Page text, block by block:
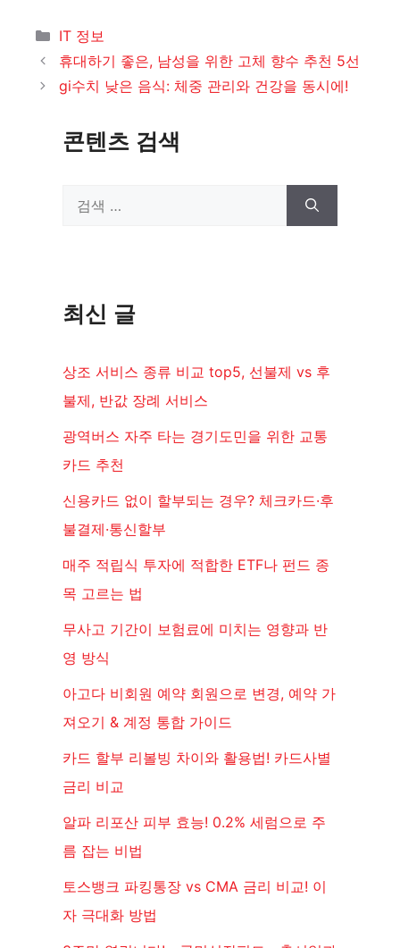
카
테
고
리
IT 정보
휴대하기 좋은, 남성을 위한 고체 향수 추천 5선
gi수치 낮은 음식: 체중 관리와 건강을 동시에!
콘텐츠 검색
최신 글
상조 서비스 종류 비교 top5, 선불제 vs 후
불제, 반값 장례 서비스
광역버스 자주 타는 경기도민을 위한 교통
카드 추천
신용카드 없이 할부되는 경우? 체크카드·후
불결제·통신할부
매주 적립식 투자에 적합한 ETF나 펀드 종
목 고르는 법
무사고 기간이 보험료에 미치는 영향과 반
영 방식
아고다 비회원 예약 회원으로 변경, 예약 가
져오기 & 계정 통합 가이드
카드 할부 리볼빙 차이와 활용법! 카드사별
금리 비교
알파 리포산 피부 효능! 0.2% 세럼으로 주
름 잡는 비법
토스뱅크 파킹통장 vs CMA 금리 비교! 이
자 극대화 방법